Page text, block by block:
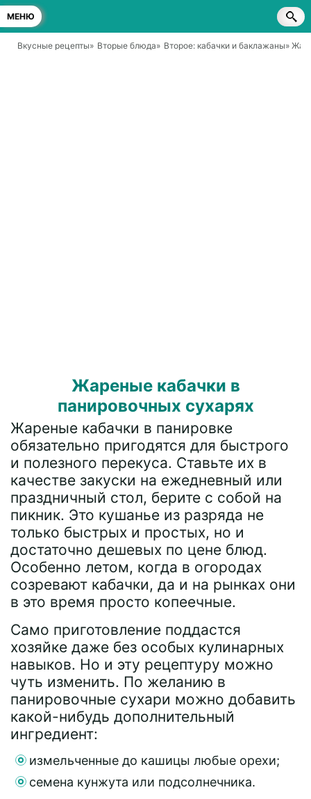
МЕНЮ
Вкусные рецепты» Вторые блюда» Второе: кабачки и баклажаны»
Жареные кабачки в
панировочных сухарях
Жареные кабачки в панировке
обязательно пригодятся для быстрого
и полезного перекуса. Ставьте их в
качестве закуски на ежедневный или
праздничный стол, берите с собой на
пикник. Это кушанье из разряда не
только быстрых и простых, но и
достаточно дешевых по цене блюд.
Особенно летом, когда в огородах
созревают кабачки, да и на рынках они
в это время просто копеечные.
Само приготовление поддастся
хозяйке даже без особых кулинарных
навыков. Но и эту рецептуру можно
чуть изменить. По желанию в
панировочные сухари можно добавить
какой-нибудь дополнительный
ингредиент:
измельченные до кашицы любые орехи;
семена кунжута или подсолнечника.